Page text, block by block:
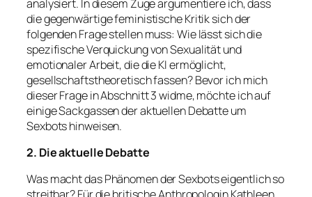
analysiert. In diesem Zuge argumentiere ich, dass
die gegenwärtige feministische Kritik sich der
folgenden Frage stellen muss: Wie lässt sich die
spezifische Verquickung von Sexualität und
emotionaler Arbeit, die die KI ermöglicht,
gesellschaftstheoretisch fassen? Bevor ich mich
dieser Frage in Abschnitt 3 widme, möchte ich auf
einige Sackgassen der aktuellen Debatte um
Sexbots hinweisen.
2. Die aktuelle Debatte
Was macht das Phänomen der Sexbots eigentlich so